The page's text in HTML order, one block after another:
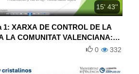
15' 43''
1: XARXA DE CONTROL DE LA
LA COMUNITAT VALENCIANA:
D’IMMISSIÓ DE DISTINTS
332
0